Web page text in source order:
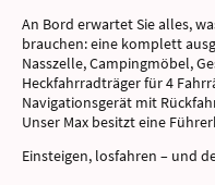
An Bord erwartet Sie alles,
brauchen: eine komplett
Nasszelle, Campingmöbel,
Heckfahrradträger für 4
Navigationsgerät mit
Unser Max besitzt eine
Einsteigen, losfahren – und